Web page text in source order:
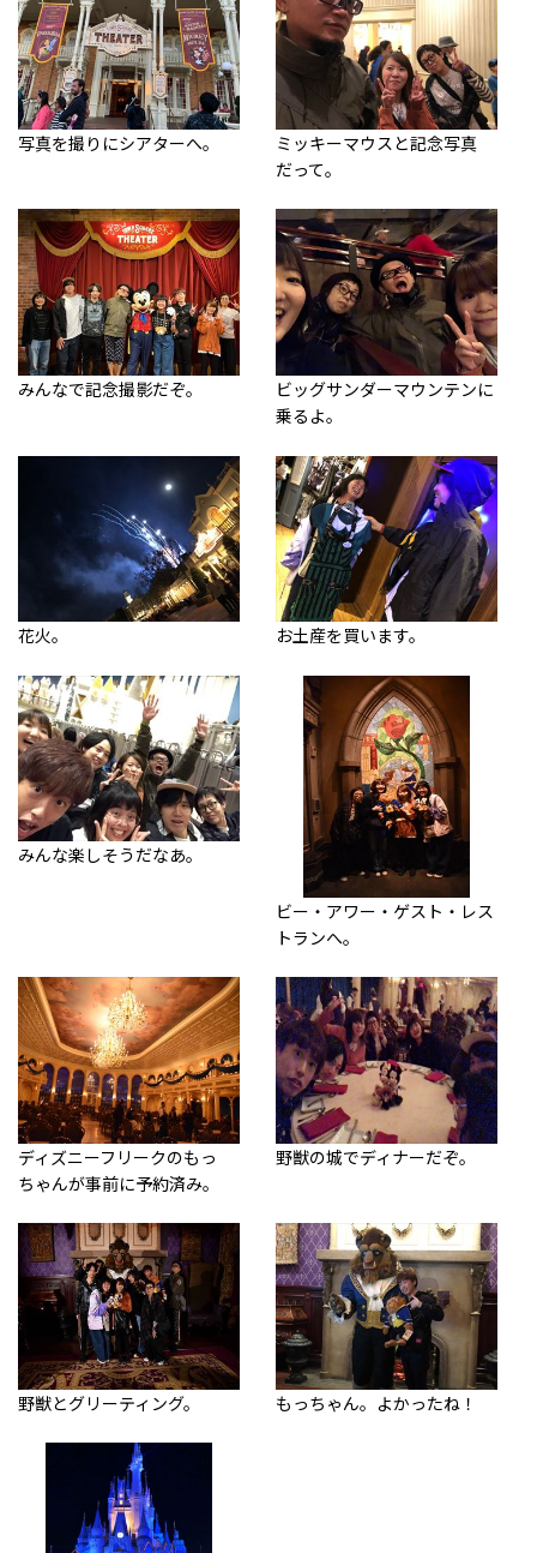
写真を撮りにシアターへ。
ミッキーマウスと記念写真
だって。
みんなで記念撮影だぞ。
ビッグサンダーマウンテンに
乗るよ。
花火。 お土産を買います。
みんな楽しそうだなあ。
ビー・アワー・ゲスト・レス
トランへ。
ディズニーフリークのもっ
ちゃんが事前に予約済み。
野獣の城でディナーだぞ。
野獣とグリーティング。 もっちゃん。よかったね！